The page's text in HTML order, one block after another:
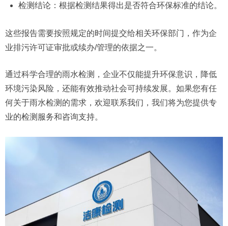
检测结论：根据检测结果得出是否符合环保标准的结论。
这些报告需要按照规定的时间提交给相关环保部门，作为企
业排污许可证审批或续办/管理的依据之一。
通过科学合理的雨水检测，企业不仅能提升环保意识，降低
环境污染风险，还能有效推动社会可持续发展。如果您有任
何关于雨水检测的需求，欢迎联系我们，我们将为您提供专
业的检测服务和咨询支持。